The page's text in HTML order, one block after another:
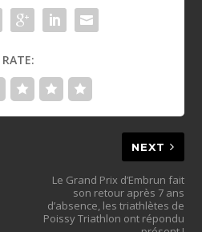
RATE:
NEXT
Le Grand Prix d’Embrun fait
son retour après 7 ans
d’absence, les triathlètes de
Poissy Triathlon ont répondu